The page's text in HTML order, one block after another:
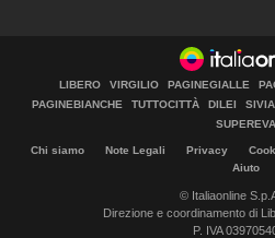
LIBERO VIRGILIO PAGINEGIALLE
PAGINEBIANCHE
TUTTOCITTÀ DILEI
SUPEREVA
Chi siamo Note Legali Privacy
Aiuto
© Italiaonline
Direzione e coordinamento di
P. IVA